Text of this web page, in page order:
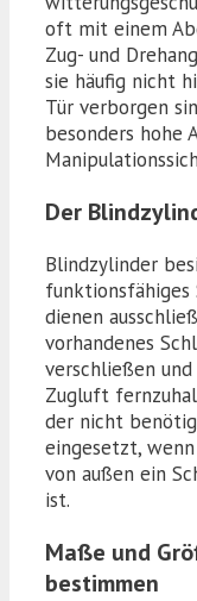
oft mit einem
Zug- und
sie häufig nicht
Tür verborgen
besonders hohe
Der
Blindzylinder
dienen
vorhandenes
verschließen
Zugluft
der nicht
eingesetzt,
von außen ein
ist.
Maße und
bestimmen